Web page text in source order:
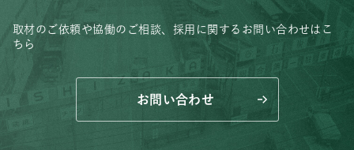
取材のご依頼や協働のご相談、 採用に関するお問い合わせはこ
ちら
お問い合わせ